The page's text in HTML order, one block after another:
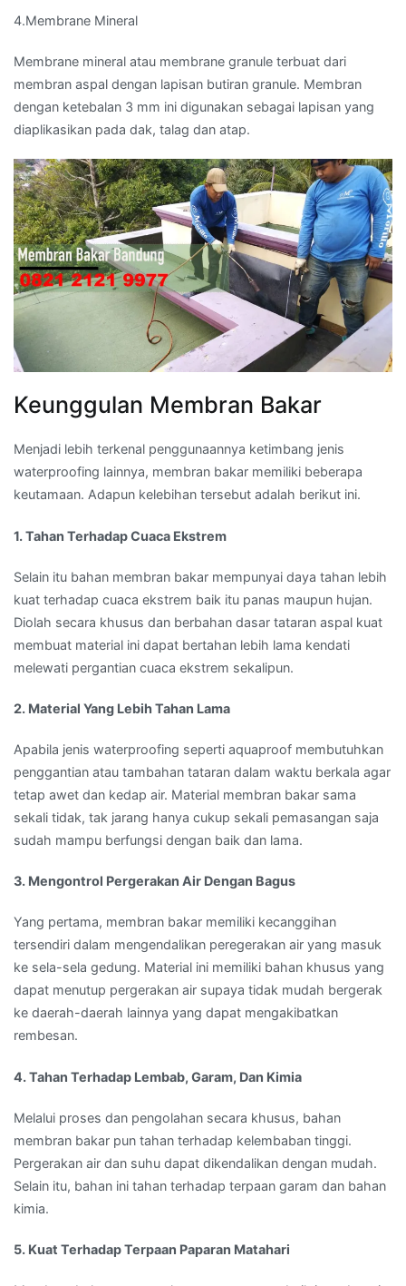
4.Membrane Mineral
Membrane mineral atau membrane granule terbuat dari
membran aspal dengan lapisan butiran granule. Membran
dengan ketebalan 3 mm ini digunakan sebagai lapisan yang
diaplikasikan pada dak, talag dan atap.
Keunggulan Membran Bakar
Menjadi lebih terkenal penggunaannya ketimbang jenis
waterproofing lainnya, membran bakar memiliki beberapa
keutamaan. Adapun kelebihan tersebut adalah berikut ini.
1. Tahan Terhadap Cuaca Ekstrem
Selain itu bahan membran bakar mempunyai daya tahan lebih
kuat terhadap cuaca ekstrem baik itu panas maupun hujan.
Diolah secara khusus dan berbahan dasar tataran aspal kuat
membuat material ini dapat bertahan lebih lama kendati
melewati pergantian cuaca ekstrem sekalipun.
2. Material Yang Lebih Tahan Lama
Apabila jenis waterproofing seperti aquaproof membutuhkan
penggantian atau tambahan tataran dalam waktu berkala agar
tetap awet dan kedap air. Material membran bakar sama
sekali tidak, tak jarang hanya cukup sekali pemasangan saja
sudah mampu berfungsi dengan baik dan lama.
3. Mengontrol Pergerakan Air Dengan Bagus
Yang pertama, membran bakar memiliki kecanggihan
tersendiri dalam mengendalikan peregerakan air yang masuk
ke sela-sela gedung. Material ini memiliki bahan khusus yang
dapat menutup pergerakan air supaya tidak mudah bergerak
ke daerah-daerah lainnya yang dapat mengakibatkan
rembesan.
4. Tahan Terhadap Lembab, Garam, Dan Kimia
Melalui proses dan pengolahan secara khusus, bahan
membran bakar pun tahan terhadap kelembaban tinggi.
Pergerakan air dan suhu dapat dikendalikan dengan mudah.
Selain itu, bahan ini tahan terhadap terpaan garam dan bahan
kimia.
5. Kuat Terhadap Terpaan Paparan Matahari